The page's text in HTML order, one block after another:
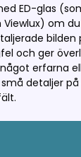
ED-glas
om
bilden
och ger
erfarna
detaljer